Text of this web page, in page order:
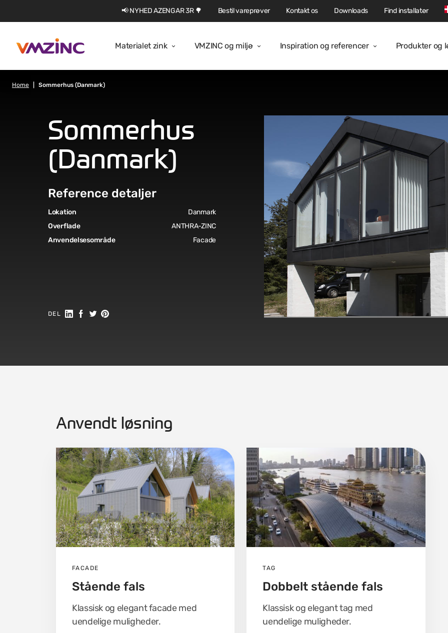
Materialet zink VMZINC og miljø Inspiration og referencer Produkter og
📢 NYHED AZENGAR 3R 🌳 Bestil vareprøver Kontakt os Downloads Find installatør
Home Sommerhus (Danmark)
Sommerhus
(Danmark)
Reference detaljer
Lokation
Danmark
Overflade
ANTHRA-ZINC
Anvendelsesområde
Facade
DEL Del på Linkedin
Del på Facebook
Share on Twitter
Share on Pinterest
Anvendt løsning
FACADE
Stående fals
Klassisk og elegant facade med
uendelige muligheder.
TAG
Dobbelt stående fals
Klassisk og elegant tag med
uendelige muligheder.